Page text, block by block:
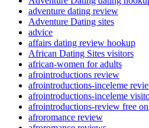
adventure dating review
Adventure Dating sites
advice
affairs dating review hookup
African Dating Sites visitors
african-women for adults
afrointroductions review
afrointroductions-inceleme
afrointroductions-inceleme
afrointroductions-review free
afroromance review